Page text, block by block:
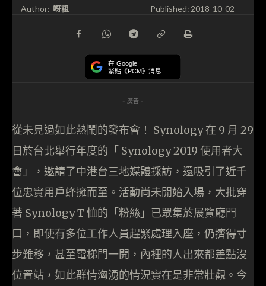
Author: 呀粗 Published:2018-10-02
在 Google
緊貼《PCM》消息
- 廣告 -
從未見過如此熱鬧的發布會！ Synology 在 9 月 29
日於台北舉行年度的「 Synology 2019 使用者大
會」，邀請了中港台三地媒體採訪，還吸引了近千
位忠實用戶蜂擁而至。活動尚未開始入場，大批穿
著 Synology T 恤的「粉絲」已眾集於展覽廳門
口，即使有多位工作人員趕緊處理入座，仍擠得寸
步難移，甚至電梯門一開，內裡的人出來都差點沒
位置站，如此群情洶湧的情況實在是非常壯觀。今